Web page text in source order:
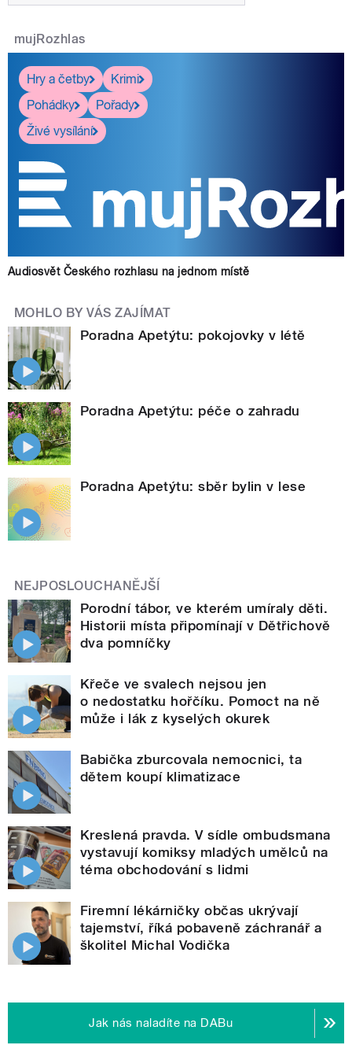
mujRozhlas
Hry a četby
Krimi
Pohádky
Pořady
Živé vysílání
Audiosvět Českého rozhlasu na jednom místě
MOHLO BY VÁS ZAJÍMAT
Poradna Apetýtu: pokojovky v létě
Poradna Apetýtu: péče o zahradu
Poradna Apetýtu: sběr bylin v lese
NEJPOSLOUCHANĚJŠÍ
Porodní tábor, ve kterém umíraly děti.
Historii místa připomínají v Dětřichově
dva pomníčky
Křeče ve svalech nejsou jen
o nedostatku hořčíku. Pomoct na ně
může i lák z kyselých okurek
Babička zburcovala nemocnici, ta
dětem koupí klimatizace
Kreslená pravda. V sídle ombudsmana
vystavují komiksy mladých umělců na
téma obchodování s lidmi
Firemní lékárničky občas ukrývají
tajemství, říká pobaveně záchranář a
školitel Michal Vodička
Jak nás naladíte na DABu